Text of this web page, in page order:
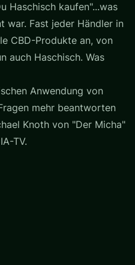
Haschisch kaufen"...was
war. Fast jeder Händler in
CBD-Produkte an, von
auch Haschisch. Was
Anwendung von
mehr beantworten
Knoth von "Der Micha"
TV.